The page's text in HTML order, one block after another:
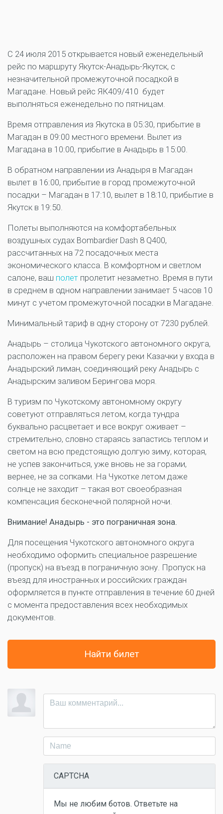
С 24 июля 2015 открывается новый еженедельный
рейс по маршруту Якутск-Анадырь-Якутск, с
незначительной промежуточной посадкой в
Магадане. Новый рейс ЯК409/410 будет
выполняться еженедельно по пятницам.
Время отправления из Якутска в 05:30, прибытие в
Магадан в 09:00 местного времени. Вылет из
Магадана в 10:00, прибытие в Анадырь в 15:00.
В обратном направлении из Анадыря в Магадан
вылет в 16:00, прибытие в город промежуточной
посадки – Магадан в 17:10, вылет в 18:10, прибытие в
Якутск в 19:50.
Полеты выполняются на комфортабельных
воздушных судах Bombardier Dash 8 Q400,
рассчитанных на 72 посадочных места
экономического класса. В комфортном и светлом
салоне, ваш полет пролетит незаметно. Время в пути
в среднем в одном направлении занимает 5 часов 10
минут с учетом промежуточной посадки в Магадане.
Минимальный тариф в одну сторону от 7230 рублей.
Анадырь – столица Чукотского автономного округа,
расположен на правом берегу реки Казачки у входа в
Анадырский лиман, соединяющий реку Анадырь с
Анадырским заливом Берингова моря.
В туризм по Чукотскому автономному округу
советуют отправляться летом, когда тундра
буквально расцветает и все вокруг оживает –
стремительно, словно стараясь запастись теплом и
светом на всю предстоящую долгую зиму, которая,
не успев закончиться, уже вновь не за горами,
вернее, не за сопками. На Чукотке летом даже
солнце не заходит – такая вот своеобразная
компенсация бесконечной полярной ночи.
Внимание! Анадырь - это пограничная зона.
Для посещения Чукотского автономного округа
необходимо оформить специальное разрешение
(пропуск) на въезд в пограничную зону. Пропуск на
въезд для иностранных и российских граждан
оформляется в пункте отправления в течение 60 дней
с момента предоставления всех необходимых
документов.
Найти билет
CAPTCHA
Мы не любим ботов. Ответьте на